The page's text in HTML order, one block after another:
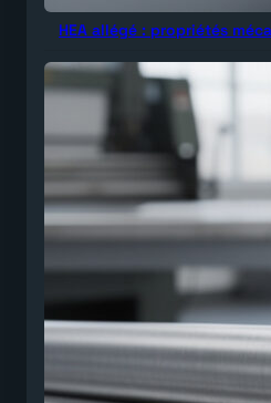
HEA allégé : propriétés